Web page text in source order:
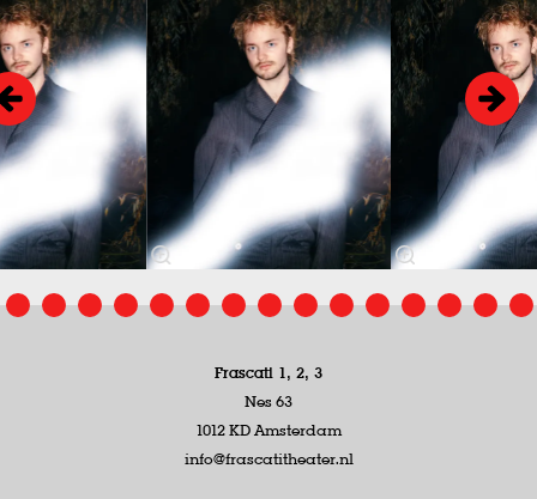
Frascati 1, 2, 3
Nes 63
1012 KD Amsterdam
info@frascatitheater.nl